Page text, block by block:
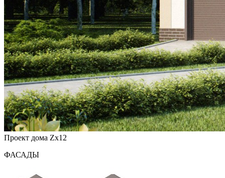
Проект дома Zx12
ФАСАДЫ